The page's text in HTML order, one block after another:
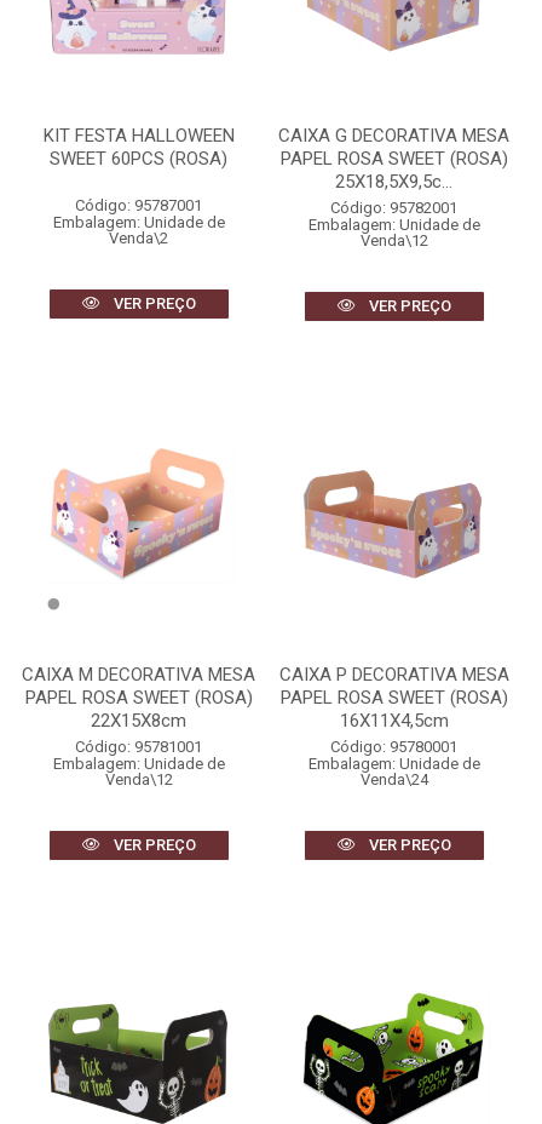
KIT FESTA HALLOWEEN
SWEET 60PCS (ROSA)
Código: 95787001
Embalagem: Unidade de
Venda\2
VER PREÇO
CAIXA G DECORATIVA MESA
PAPEL ROSA SWEET (ROSA)
25X18,5X9,5c...
Código: 95782001
Embalagem: Unidade de
Venda\12
VER PREÇO
CAIXA M DECORATIVA MESA
PAPEL ROSA SWEET (ROSA)
22X15X8cm
Código: 95781001
Embalagem: Unidade de
Venda\12
VER PREÇO
CAIXA P DECORATIVA MESA
PAPEL ROSA SWEET (ROSA)
16X11X4,5cm
Código: 95780001
Embalagem: Unidade de
Venda\24
VER PREÇO